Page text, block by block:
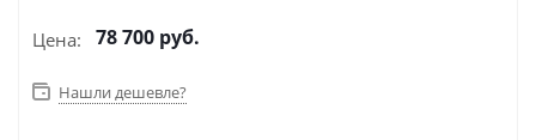
Цена: 78 700 руб.
Нашли дешевле?